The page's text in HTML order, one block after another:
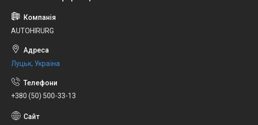
AUTOHIRURG
Луцьк, Україна
+380 (50) 500-33-13